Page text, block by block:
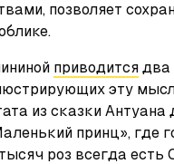
позволяет
приводится два
эту
из сказки Антуана
принц», где
роз всегда есть